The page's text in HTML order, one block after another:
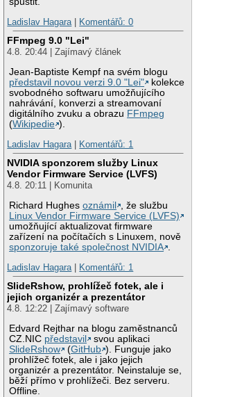
Ladislav Hagara| Komentářů: 0
FFmpeg 9.0 "Lei"
4.8. 20:44 | Zajímavý článek
Jean-Baptiste Kempf na svém blogu
představil novou verzi 9.0 "Lei"
kolekce
svobodného softwaru umožňujícího
nahrávání, konverzi a streamovaní
digitálního zvuku a obrazu FFmpeg
(Wikipedie ).
Ladislav Hagara| Komentářů: 1
NVIDIA sponzorem služby Linux
Vendor Firmware Service (LVFS)
4.8. 20:11 | Komunita
Richard Hughesoznámil
, že službu
Linux Vendor Firmware Service (LVFS)
umožňující aktualizovat firmware
zařízení na počítačích s Linuxem, nově
sponzoruje také společnost NVIDIA
Ladislav Hagara| Komentářů: 1
SlideRshow, prohlížeč fotek, ale i
jejich organizér a prezentátor
4.8. 12:22 | Zajímavý software
Edvard Rejthar na blogu zaměstnanců
CZ.NIC představil
svou aplikaci
SlideRshow
(GitHub ). Funguje jako
prohlížeč fotek, ale i jako jejich
organizér a prezentátor. Neinstaluje se,
běží přímo v prohlížeči. Bez serveru.
Offline.